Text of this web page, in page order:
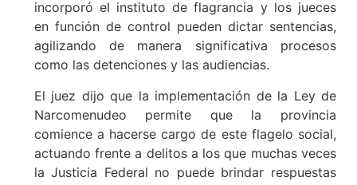
incorporó el instituto de flagrancia y los jueces
en función de control pueden dictar sentencias,
agilizando de manera significativa procesos
como las detenciones y las audiencias.
El juez dijo que la implementación de la Ley de
Narcomenudeo permite que la provincia
comience a hacerse cargo de este flagelo social,
actuando frente a delitos a los que muchas veces
la Justicia Federal no puede brindar respuestas